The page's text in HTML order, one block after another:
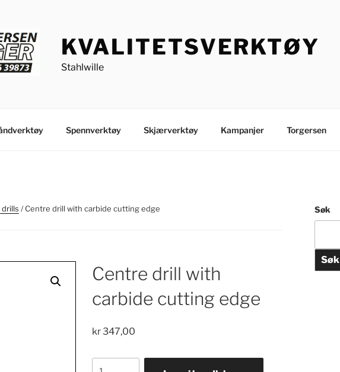
KVALITETSVERKTØY
Stahlwille
Spennverktøy Skjærverktøy Kampanjer Torgersen
/ Centre drill with carbide cutting edge
Centre drill with
carbide cutting edge
kr347,00
Søk
Søk